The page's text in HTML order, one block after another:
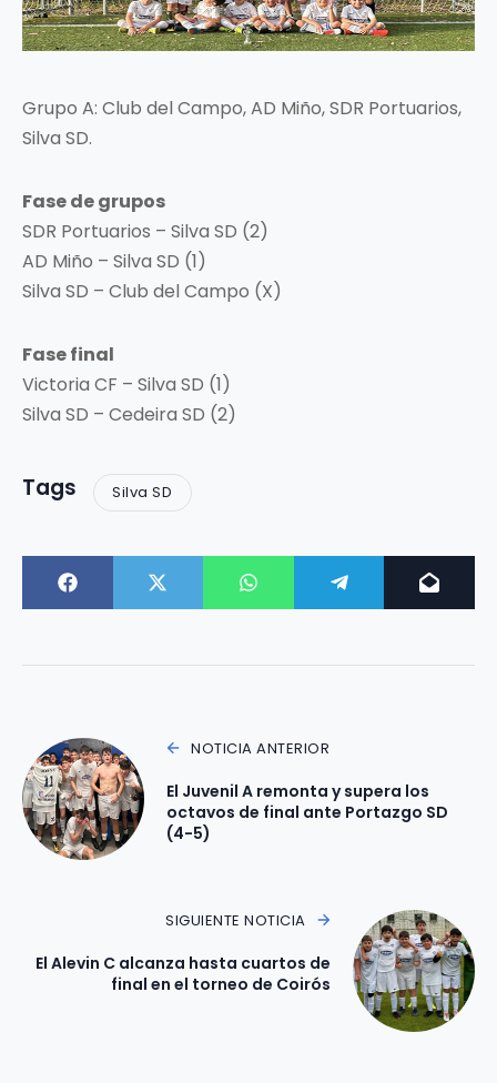
Grupo A: Club del Campo, AD Miño, SDR Portuarios,
Silva SD.
Fase de grupos
SDR Portuarios – Silva SD (2)
AD Miño – Silva SD (1)
Silva SD – Club del Campo (X)
Fase final
Victoria CF – Silva SD (1)
Silva SD – Cedeira SD (2)
Tags Silva SD
NOTICIA ANTERIOR
El Juvenil A remonta y supera los
octavos de final ante Portazgo SD
(4-5)
SIGUIENTE NOTICIA
El Alevin C alcanza hasta cuartos de
final en el torneo de Coirós